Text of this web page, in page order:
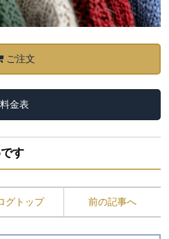
ご注文
料金表
す
グトップ 前の記事へ